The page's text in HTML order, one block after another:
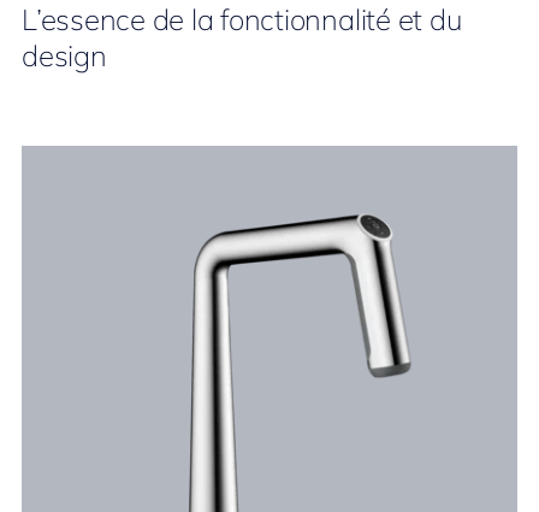
L’essence de la fonctionnalité et du
design